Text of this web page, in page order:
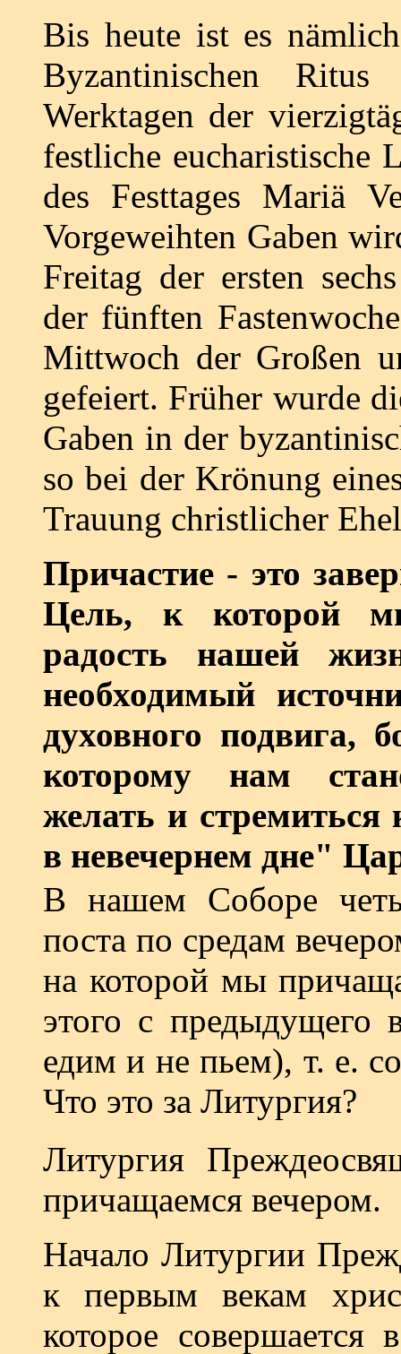
Bis heute ist es
Byzantinischen
Werktagen der
festliche eucharistische
des Festtages Mariä
Vorgeweihten Gaben
Freitag der ersten
der fünften
Mittwoch der Großen
gefeiert. Früher wurde
Gaben in der
so bei der Krönung
Trauung christlicher
Причастие - это
Цель, к которой
радость нашей
необходимый
духовного подвига,
которому нам
желать и
в невечернем дне"
В нашем Соборе
поста по средам
на которой мы
этого с предыдущего
едим и не пьем), т. е.
Что это за Литургия?
Литургия
причащаемся вечером.
Начало Литургии
к первым векам
которое